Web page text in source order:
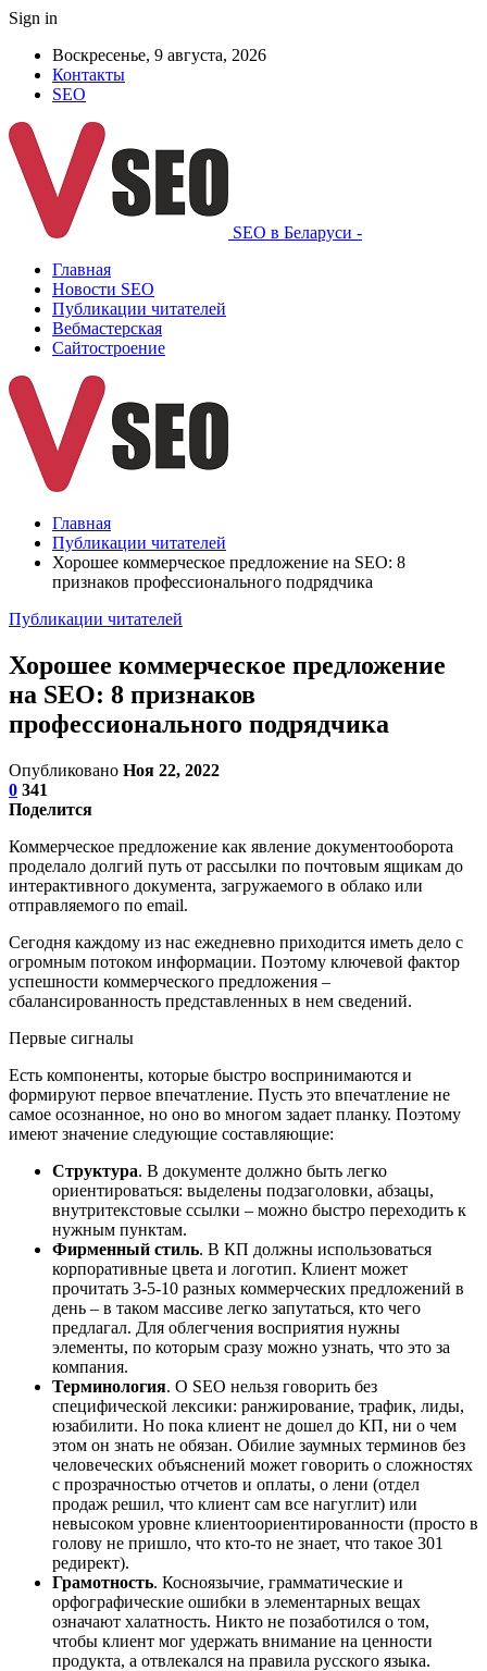
Sign in
Воскресенье, 9 августа, 2026
Контакты
SEO
SEO в Беларуси -
Главная
Новости SEO
Публикации читателей
Вебмастерская
Сайтостроение
Главная
Публикации читателей
Хорошее коммерческое предложение на SEO: 8
признаков профессионального подрядчика
Публикации читателей
Хорошее коммерческое предложение
на SEO: 8 признаков
профессионального подрядчика
Опубликовано Ноя 22, 2022
0 341
Поделится
Коммерческое предложение как явление документооборота
проделало долгий путь от рассылки по почтовым ящикам до
интерактивного документа, загружаемого в облако или
отправляемого по email.
Сегодня каждому из нас ежедневно приходится иметь дело с
огромным потоком информации. Поэтому ключевой фактор
успешности коммерческого предложения –
сбалансированность представленных в нем сведений.
Первые сигналы
Есть компоненты, которые быстро воспринимаются и
формируют первое впечатление. Пусть это впечатление не
самое осознанное, но оно во многом задает планку. Поэтому
имеют значение следующие составляющие:
Структура. В документе должно быть легко
ориентироваться: выделены подзаголовки, абзацы,
внутритекстовые ссылки – можно быстро переходить к
нужным пунктам.
Фирменный стиль. В КП должны использоваться
корпоративные цвета и логотип. Клиент может
прочитать 3-5-10 разных коммерческих предложений в
день – в таком массиве легко запутаться, кто чего
предлагал. Для облегчения восприятия нужны
элементы, по которым сразу можно узнать, что это за
компания.
Терминология. О SEO нельзя говорить без
специфической лексики: ранжирование, трафик, лиды,
юзабилити. Но пока клиент не дошел до КП, ни о чем
этом он знать не обязан. Обилие заумных терминов без
человеческих объяснений может говорить о сложностях
с прозрачностью отчетов и оплаты, о лени (отдел
продаж решил, что клиент сам все нагуглит) или
невысоком уровне клиентоориентированности (просто в
голову не пришло, что кто-то не знает, что такое 301
редирект).
Грамотность. Косноязычие, грамматические и
орфографические ошибки в элементарных вещах
означают халатность. Никто не позаботился о том,
чтобы клиент мог удержать внимание на ценности
продукта, а отвлекался на правила русского языка.